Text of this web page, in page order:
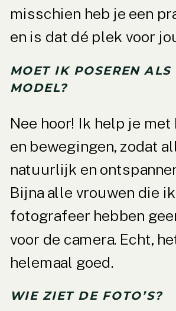
misschien heb je een
en is dat dé plek voor
MOET IK POSEREN ALS
MODEL?
Nee hoor! Ik help je
en bewegingen, zodat
natuurlijk en
Bijna alle vrouwen die ik
fotografeer hebben
voor de camera. Echt,
helemaal goed.
WIE ZIET DE FOTO’S?